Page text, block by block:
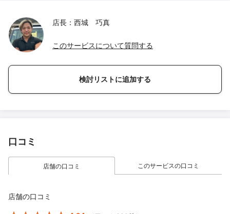
店長：西城 巧真
このサービスについて質問する
検討リストに追加する
口コミ
店舗の口コミ このサービスの口コミ
店舗の口コミ